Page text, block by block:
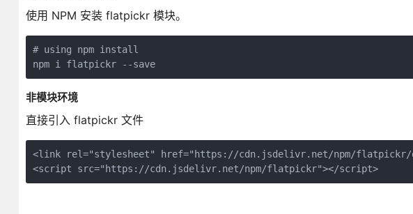
使用 NPM 安装 flatpickr 模块。
# using npm install
npm i flatpickr --save
非模块环境
直接引入 flatpickr 文件
<link rel="stylesheet" href="https://cdn.jsdelivr.net/npm/
<script src="https://cdn.jsdelivr.net/npm/flatpickr"></script>